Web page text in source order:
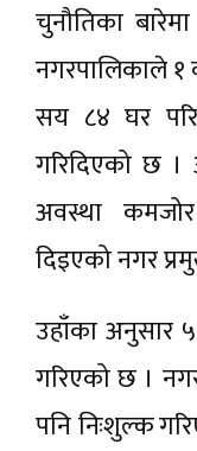
चुनौतिका
नगरपालिकाले १
सय ८४ घर
गरिदिएको छ
अवस्था
दिइएको नगर
उहाँका अनुसार
गरिएको छ ।
पनि निःशुल्क